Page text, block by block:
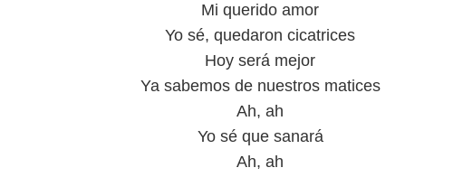
Mi querido amor
Yo sé, quedaron cicatrices
Hoy será mejor
Ya sabemos de nuestros matices
Ah, ah
Yo sé que sanará
Ah, ah